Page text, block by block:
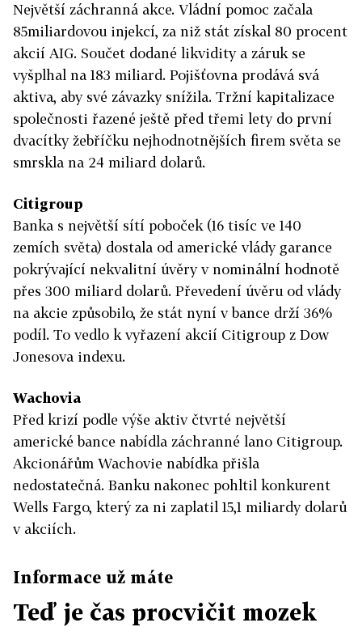
Největší záchranná akce. Vládní pomoc začala
85miliardovou injekcí, za niž stát získal 80 procent
akcií AIG. Součet dodané likvidity a záruk se
vyšplhal na 183 miliard. Pojišťovna prodává svá
aktiva, aby své závazky snížila. Tržní kapitalizace
společnosti řazené ještě před třemi lety do první
dvacítky žebříčku nejhodnotnějších firem světa se
smrskla na 24 miliard dolarů.
Citigroup
Banka s největší sítí poboček (16 tisíc ve 140
zemích světa) dostala od americké vlády garance
pokrývající nekvalitní úvěry v nominální hodnotě
přes 300 miliard dolarů. Převedení úvěru od vlády
na akcie způsobilo, že stát nyní v bance drží 36%
podíl. To vedlo k vyřazení akcií Citigroup z Dow
Jonesova indexu.
Wachovia
Před krizí podle výše aktiv čtvrté největší
americké bance nabídla záchranné lano Citigroup.
Akcionářům Wachovie nabídka přišla
nedostatečná. Banku nakonec pohltil konkurent
Wells Fargo, který za ni zaplatil 15,1 miliardy dolarů
v akciích.
Informace už máte
Teď je čas procvičit mozek